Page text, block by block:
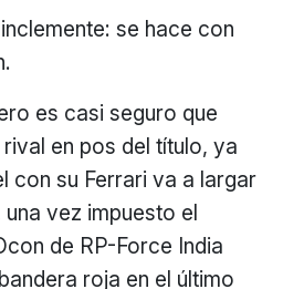
se hace con
es casi seguro que
en pos del título, ya
con su Ferrari va a largar
vez impuesto el
de RP-Force India
roja en el último